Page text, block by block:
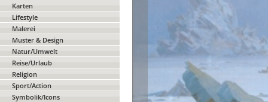
Karten
Lifestyle
Malerei
Muster & Design
Natur/Umwelt
Reise/Urlaub
Religion
Sport/Action
Symbolik/Icons